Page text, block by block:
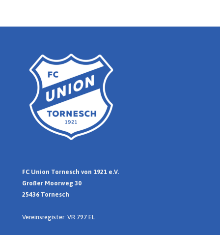
FC Union Tornesch von 1921 e.V.
Großer Moorweg 30
25436 Tornesch
Vereinsregister: VR 797 EL